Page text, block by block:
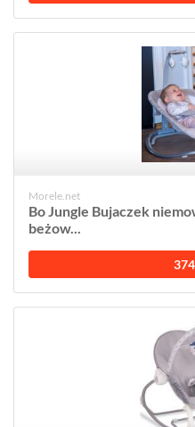
Morele.net
Bo Jungle Bujaczek
beżow...